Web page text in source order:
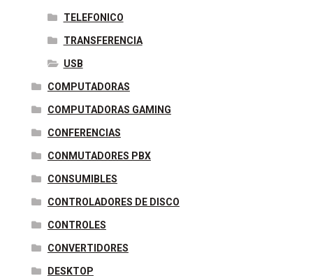
TELEFONICO
TRANSFERENCIA
USB
COMPUTADORAS
COMPUTADORAS GAMING
CONFERENCIAS
CONMUTADORES PBX
CONSUMIBLES
CONTROLADORES DE DISCO
CONTROLES
CONVERTIDORES
DESKTOP